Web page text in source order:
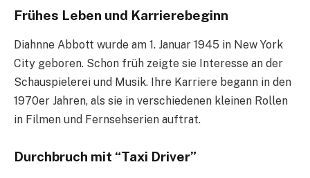
Frühes Leben und Karrierebeginn
Diahnne Abbott wurde am 1. Januar 1945 in New York
City geboren. Schon früh zeigte sie Interesse an der
Schauspielerei und Musik. Ihre Karriere begann in den
1970er Jahren, als sie in verschiedenen kleinen Rollen
in Filmen und Fernsehserien auftrat.
Durchbruch mit “Taxi Driver”